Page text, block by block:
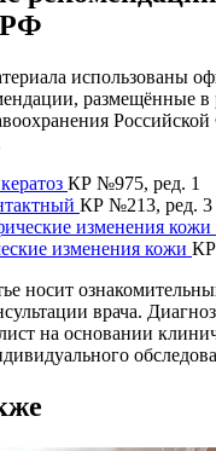
РФ
использованы
размещённые в
КР №975, ред. 1
КР №213, ред. 3
изменения кожи
изменения кожи КР
носит
врача.
на основании